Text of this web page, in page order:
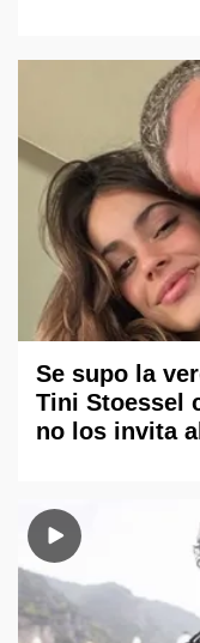
Se supo la
Tini Stoessel
no los invita